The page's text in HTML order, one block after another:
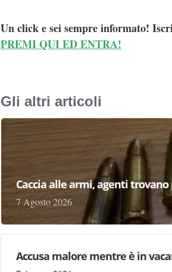
Un click e sei sempre informato!
PREMI QUI ED ENTRA!
Gli altri articoli
Caccia alle armi, agenti
7 Agosto 2026
Accusa malore mentre è in